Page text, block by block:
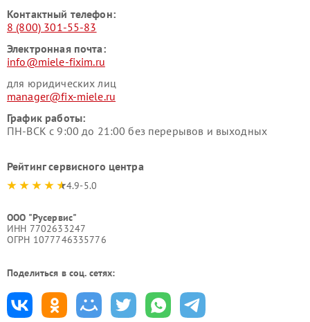
Контактный телефон:
8 (800) 301-55-83
Электронная почта:
info@miele-fixim.ru
для юридических лиц
manager@fix-miele.ru
График работы:
ПН-ВСК с 9:00 до 21:00 без перерывов и выходных
Рейтинг сервисного центра
4.9-5.0
ООО "Русервис"
ИНН 7702633247
ОГРН 1077746335776
Поделиться в соц. сетях: